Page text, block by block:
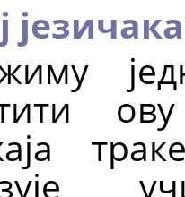
језичака